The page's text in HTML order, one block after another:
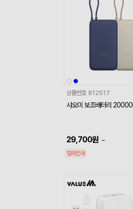
상품번호 812517
샤오미 보조배터리
29,700원 ~
칼라인쇄